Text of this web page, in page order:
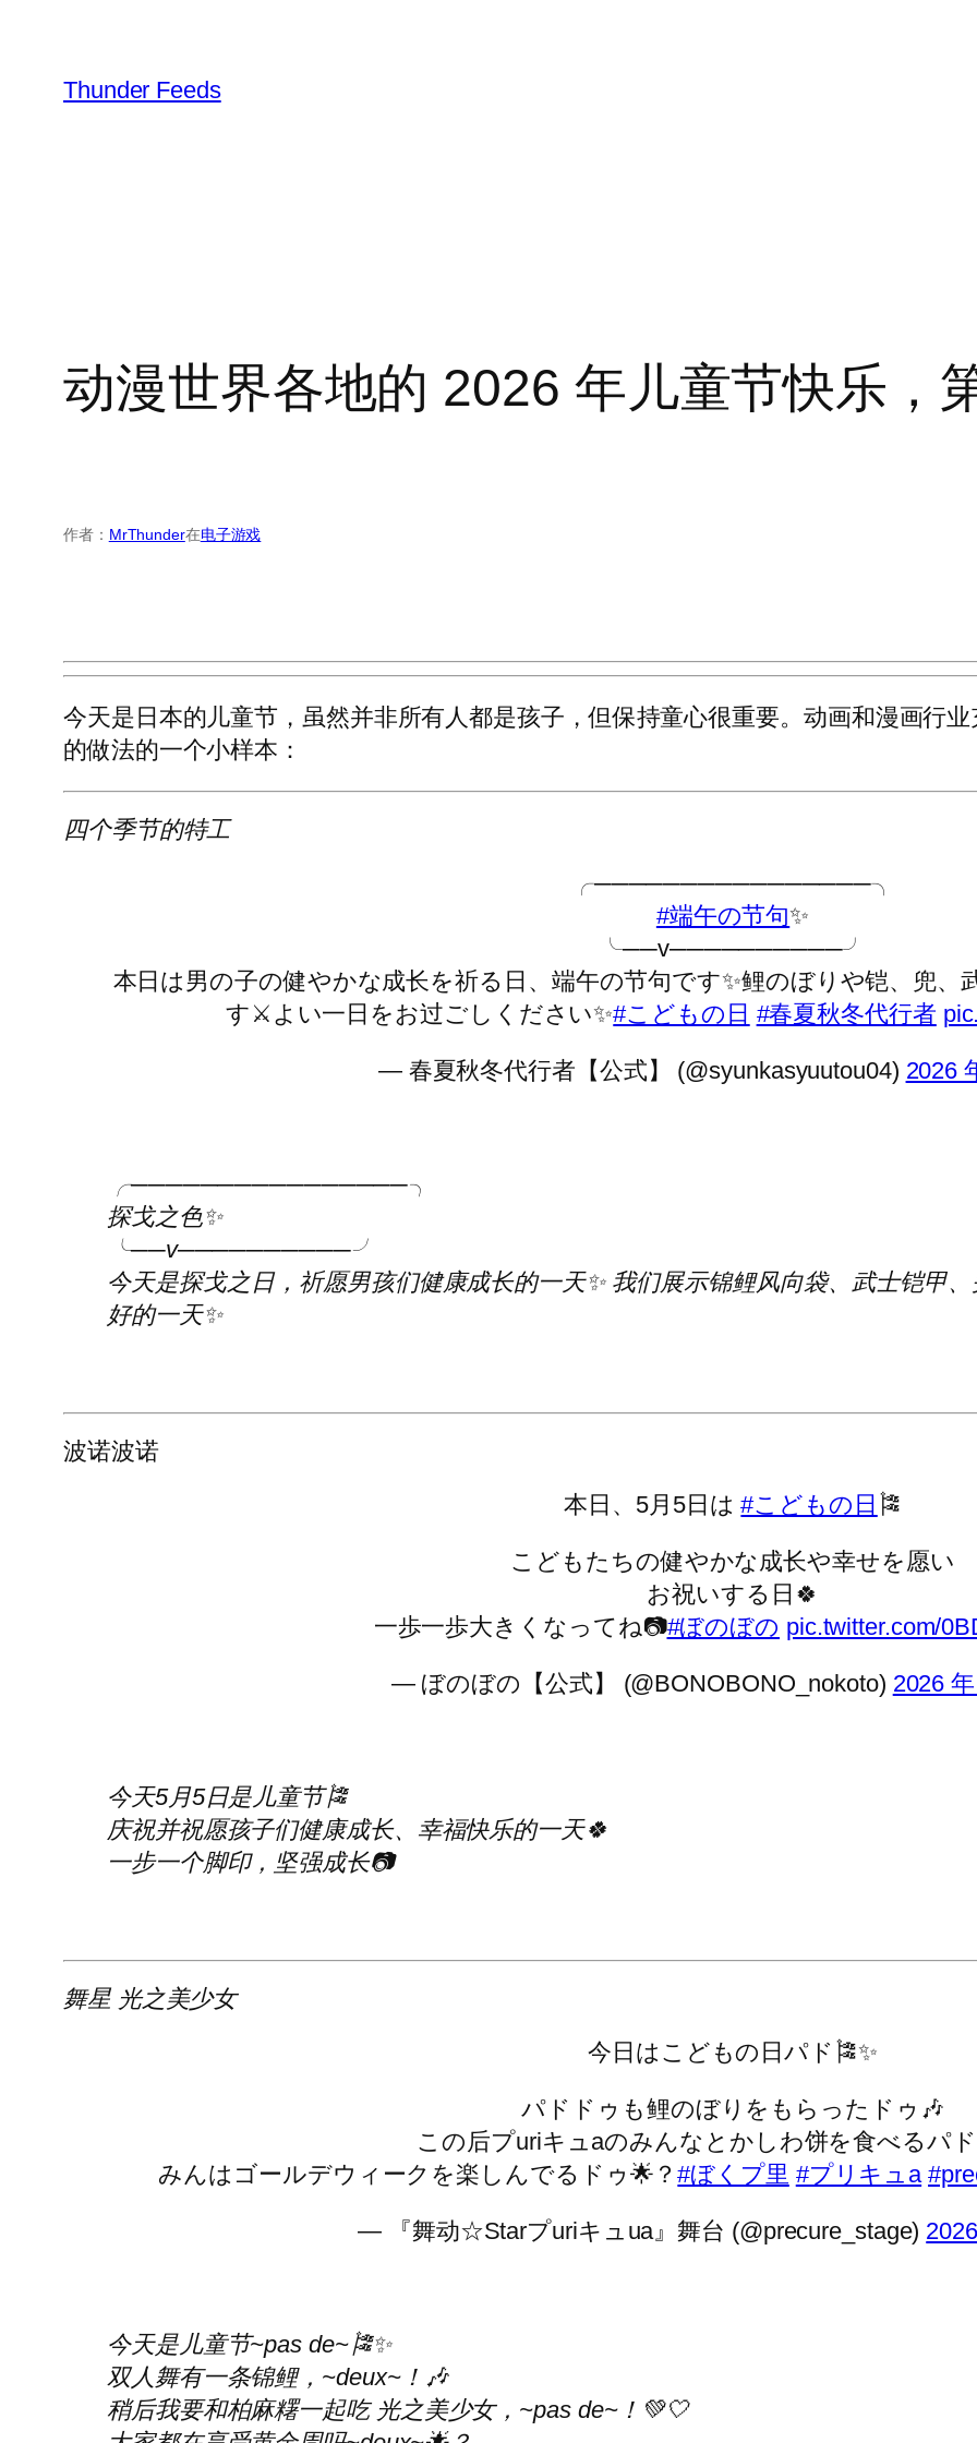
Thunder Feeds
动漫世界各地的 2026 年儿童节快乐，
作者： MrThunder在电子游戏
今天是日本的儿童节，虽然并非所有人都是孩子，但保持童心很重要。动画和漫画行
的做法的一个小样本：
四个季节的特工
╭────────────────╮
#端午の节句✨
╰──v──────────╯
本日は男の子の健やかな成长を祈る日、端午の节句です✨️鲤のぼりや铠、兜、
す⚔よい一日をお过ごしください✨#こどもの日 #春夏秋冬代行者
— 春夏秋冬代行者【公式】 (@syunkasyuutou04) 2026
╭────────────────╮
探戈之色✨
╰──v──────────╯
今天是探戈之日，祈愿男孩们健康成长的一天✨ 我们展示锦鲤风向袋、武士铠甲
好的一天✨
波诺波诺
本日、5月5日は#こどもの日 🎏
こどもたちの健やかな成长や幸せを愿い
お祝いする日🍀
一歩一歩大きくなってね📷#ぼのぼの pic.twitter.com/
— ぼのぼの【公式】 (@BONOBONO_nokoto) 2026
今天5月5日是儿童节🎏
庆祝并祝愿孩子们健康成长、幸福快乐的一天🍀
一步一个脚印，坚强成长📷
舞星 光之美少女
今日はこどもの日パド🎏✨
パドドゥも鲤のぼりをもらったドゥ🎶
この后プuriキュaのみんなとかしわ饼を食べるパ
みんはゴールデウィークを楽しんでるドゥ🌟？#ぼくプ里 #プリキュa
— 『舞动☆Starプuriキュua』舞台 (@precure_stage)
今天是儿童节~pas de~🎏✨
双人舞有一条锦鲤，~deux~！🎶
稍后我要和柏麻糬一起吃 光之美少女，~pas de~！💚🤍